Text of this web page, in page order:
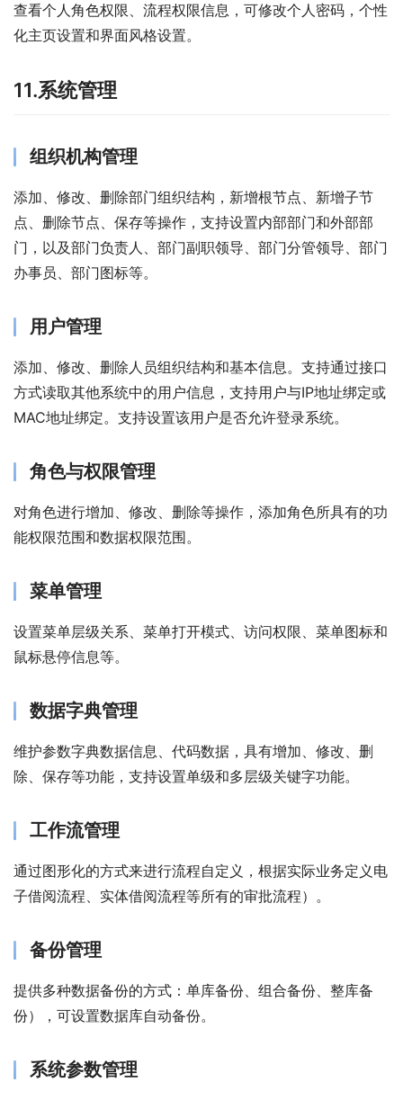
查看个人角色权限、流程权限信息，可修改个人密码，个性
化主页设置和界面风格设置。
11.系统管理
组织机构管理
添加、修改、删除部门组织结构，新增根节点、新增子节
点、删除节点、保存等操作，支持设置内部部门和外部部
门，以及部门负责人、部门副职领导、部门分管领导、部门
办事员、部门图标等。
用户管理
添加、修改、删除人员组织结构和基本信息。支持通过接口
方式读取其他系统中的用户信息，支持用户与IP地址绑定或
MAC地址绑定。支持设置该用户是否允许登录系统。
角色与权限管理
对角色进行增加、修改、删除等操作，添加角色所具有的功
能权限范围和数据权限范围。
菜单管理
设置菜单层级关系、菜单打开模式、访问权限、菜单图标和
鼠标悬停信息等。
数据字典管理
维护参数字典数据信息、代码数据，具有增加、修改、删
除、保存等功能，支持设置单级和多层级关键字功能。
工作流管理
通过图形化的方式来进行流程自定义，根据实际业务定义电
子借阅流程、实体借阅流程等所有的审批流程）。
备份管理
提供多种数据备份的方式：单库备份、组合备份、整库备
份），可设置数据库自动备份。
系统参数管理